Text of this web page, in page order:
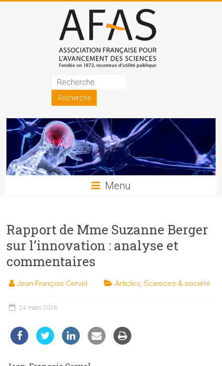
Association
française
pour
l'avancement
des
sciences
les
sciences
et
les
auprès
public
Menu
Rapport de Mme Suzanne Berger
sur l’innovation : analyse et
commentaires
Jean-François Cervel Articles, Sciences & société
24 mars 2016